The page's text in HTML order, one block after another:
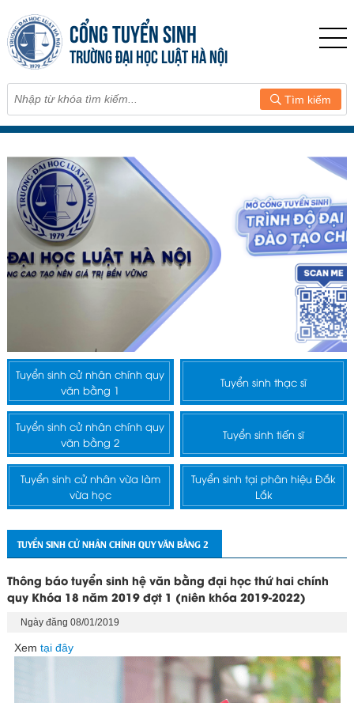
CỔNG TUYỂN SINH
TRƯỜNG ĐẠI HỌC LUẬT HÀ NỘI
Tìm kiếm
Tuyển sinh cử nhân chính quy
văn bằng 1
Tuyển sinh thạc sĩ
Tuyển sinh cử nhân chính quy
văn bằng 2
Tuyển sinh tiến sĩ
Tuyển sinh cử nhân vừa làm
vừa học
Tuyển sinh tại phân hiệu Đắk
Lắk
TUYỂN SINH CỬ NHÂN CHÍNH QUY VĂN BẰNG 2
Thông báo tuyển sinh hệ văn bằng đại học thứ hai chính
quy Khóa 18 năm 2019 đợt 1 (niên khóa 2019-2022)
Ngày đăng 08/01/2019
Xem tại đây